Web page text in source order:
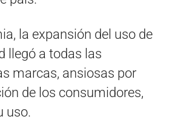
la expansión del uso de
llegó a todas las
marcas, ansiosas por
de los consumidores,
uso.